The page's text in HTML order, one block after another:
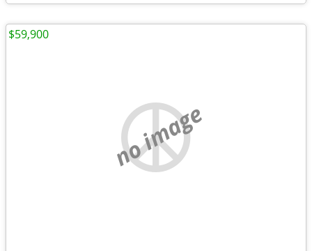
no image
$59,900